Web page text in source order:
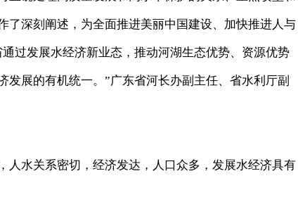
了深刻阐述，为全面推进美丽中国建设、加快推进人与
过发展水经济新业态，推动河湖生态优势、资源优势
展的有机统一。”广东省河长办副主任、省水利厅副
人水关系密切，经济发达，人口众多，发展水经济具有